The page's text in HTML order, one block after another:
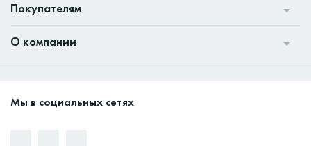
Покупателям
О компании
Мы в социальных сетях